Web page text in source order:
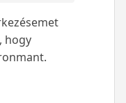
hogy